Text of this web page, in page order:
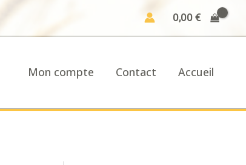
0,00 €
Mon compte Contact Accueil